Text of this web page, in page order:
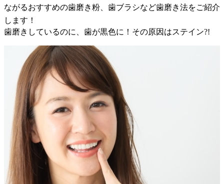
ながるおすすめの歯磨き粉、歯ブラシなど歯磨き法をご紹介
します！
歯磨きしているのに、歯が黒色に！その原因はステイン?!